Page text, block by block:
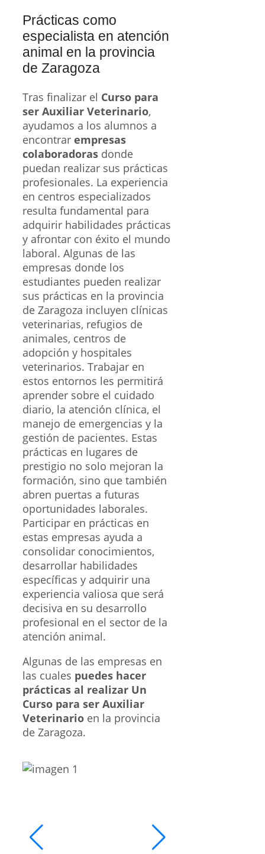
Prácticas como
especialista en atención
animal en la provincia
de Zaragoza
Tras finalizar el Curso para
ser Auxiliar Veterinario,
ayudamos a los alumnos a
encontrar empresas
colaboradoras donde
puedan realizar sus prácticas
profesionales. La experiencia
en centros especializados
resulta fundamental para
adquirir habilidades prácticas
y afrontar con éxito el mundo
laboral. Algunas de las
empresas donde los
estudiantes pueden realizar
sus prácticas en la provincia
de Zaragoza incluyen clínicas
veterinarias, refugios de
animales, centros de
adopción y hospitales
veterinarios. Trabajar en
estos entornos les permitirá
aprender sobre el cuidado
diario, la atención clínica, el
manejo de emergencias y la
gestión de pacientes. Estas
prácticas en lugares de
prestigio no solo mejoran la
formación, sino que también
abren puertas a futuras
oportunidades laborales.
Participar en prácticas en
estas empresas ayuda a
consolidar conocimientos,
desarrollar habilidades
específicas y adquirir una
experiencia valiosa que será
decisiva en su desarrollo
profesional en el sector de la
atención animal.
Algunas de las empresas en
las cuales puedes hacer
prácticas al realizar Un
Curso para ser Auxiliar
Veterinario en la provincia
de Zaragoza.